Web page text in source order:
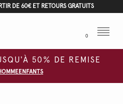
DE 60€ ET RETOURS GRATUITS
0
Menu
50% DE REMISE
ENFANTS